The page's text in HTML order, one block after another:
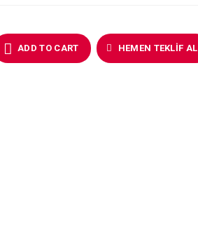
ADD TO CART HEMEN TEKLIF AL